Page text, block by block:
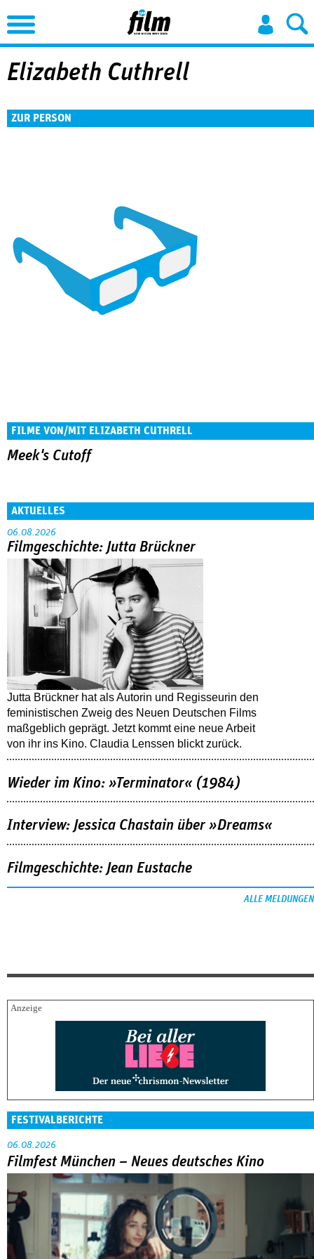
Jump to Navigation
Elizabeth Cuthrell
ZUR PERSON
FILME VON/MIT ELIZABETH CUTHRELL
Meek's Cutoff
AKTUELLES
06.08.2026
Filmgeschichte: Jutta Brückner
Jutta Brückner hat als Autorin und Regisseurin den
feministischen Zweig des Neuen Deutschen Films
maßgeblich geprägt. Jetzt kommt eine neue Arbeit
von ihr ins Kino. Claudia Lenssen blickt zurück.
Wieder im Kino: »Terminator« (1984)
Interview: Jessica Chastain über »Dreams«
Filmgeschichte: Jean Eustache
ALLE MELDUNGEN
FESTIVALBERICHTE
06.08.2026
Filmfest München – Neues deutsches Kino